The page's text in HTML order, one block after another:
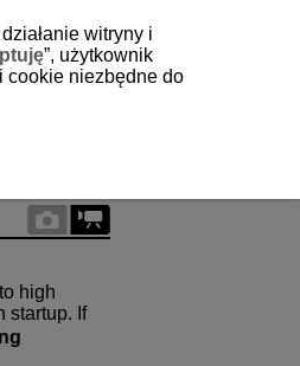
high
startup. If
witryny i
”, użytkownik
cookie niezbędne do